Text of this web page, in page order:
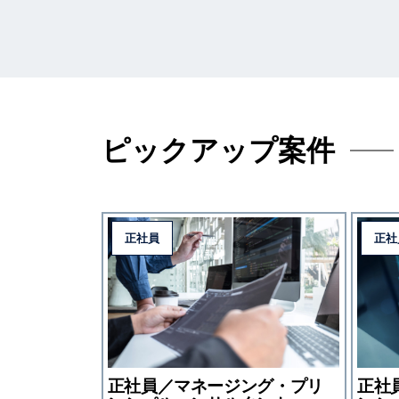
ピックアップ案件
正社員／マネージング・プリ
正社員
正社
正